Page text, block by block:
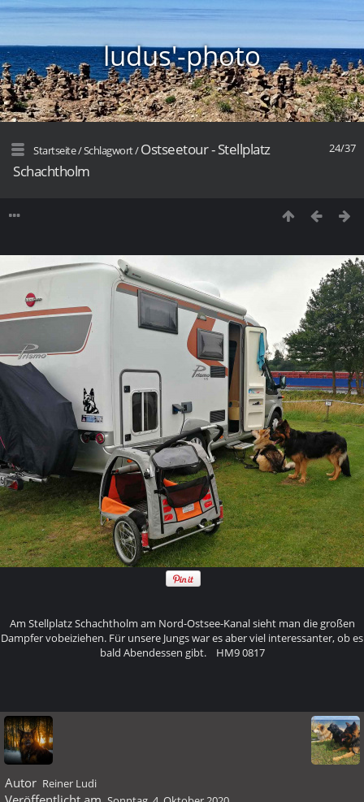
ludus'-photo
24/37
Startseite/Schlagwort/Ostseetour - Stellplatz
Schachtholm
Am Stellplatz Schachtholm am Nord-Ostsee-Kanal sieht man die großen
Dampfer vobeiziehen. Für unsere Jungs war es aber viel interessanter, ob es
bald Abendessen gibt. HM9 0817
Autor Reiner Ludi